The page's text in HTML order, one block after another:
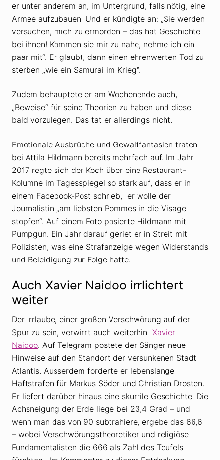
er unter anderem an, im Untergrund, falls nötig, eine
Armee aufzubauen. Und er kündigte an: „Sie werden
versuchen, mich zu ermorden – das hat Geschichte
bei ihnen! Kommen sie mir zu nahe, nehme ich ein
paar mit“. Er glaubt, dann einen ehrenwerten Tod zu
sterben „wie ein Samurai im Krieg“.
Zudem behauptete er am Wochenende auch,
„Beweise“ für seine Theorien zu haben und diese
bald vorzulegen. Das tat er allerdings nicht.
Emotionale Ausbrüche und Gewaltfantasien traten
bei Attila Hildmann bereits mehrfach auf. Im Jahr
2017 regte sich der Koch über eine Restaurant-
Kolumne im Tagesspiegel so stark auf, dass er in
einem Facebook-Post schrieb, er wolle der
Journalistin „am liebsten Pommes in die Visage
stopfen“. Auf einem Foto posierte Hildmann mit
Pumpgun. Ein Jahr darauf geriet er in Streit mit
Polizisten, was eine Strafanzeige wegen Widerstands
und Beleidigung zur Folge hatte.
Auch Xavier Naidoo irrlichtert
weiter
Der Irrlaube, einer großen Verschwörung auf der
Spur zu sein, verwirrt auch weiterhin Xavier
Naidoo. Auf Telegram postete der Sänger neue
Hinweise auf den Standort der versunkenen Stadt
Atlantis. Ausserdem forderte er lebenslange
Haftstrafen für Markus Söder und Christian Drosten.
Er liefert darüber hinaus eine skurrile Geschichte: Die
Achsneigung der Erde liege bei 23,4 Grad – und
wenn man das von 90 subtrahiere, ergebe das 66,6
– wobei Verschwörungstheoretiker und religiöse
Fundamentalisten die 666 als Zahl des Teufels